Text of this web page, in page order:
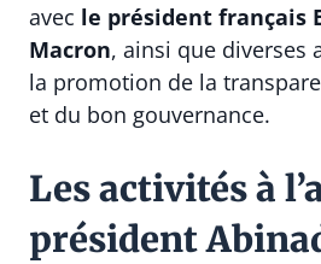
avec le président français
Macron, ainsi que diverses
la promotion de la
et du bon gouvernance.
Les activités à
président